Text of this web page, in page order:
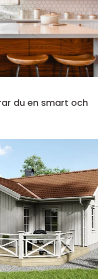
du en smart och